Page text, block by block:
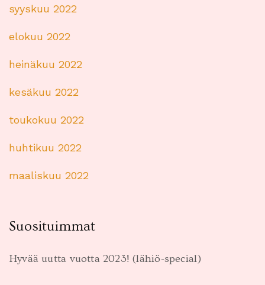
syyskuu 2022
elokuu 2022
heinäkuu 2022
kesäkuu 2022
toukokuu 2022
huhtikuu 2022
maaliskuu 2022
Suosituimmat
Hyvää uutta vuotta 2023! (lähiö-special)